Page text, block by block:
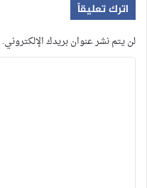
اترك تعليقاً
لن يتم نشر عنوان بريدك الإلكتروني.